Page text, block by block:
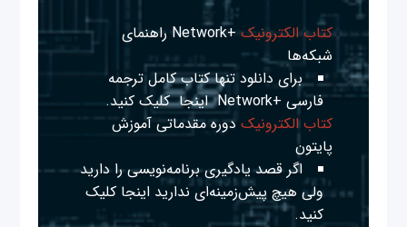
کتاب الکترونیک
+Network راهنمای
شبکه‌ها
برای دانلود تنها کتاب کامل ترجمه
فارسی +Network
اینجا کلیک کنید.
کتاب الکترونیک دوره مقدماتی آموزش
پایتون
اگر قصد یادگیری برنامه‌نویسی را دارید
ولی هیچ پیش‌زمینه‌ای نداریداینجا کلیک
کنید.